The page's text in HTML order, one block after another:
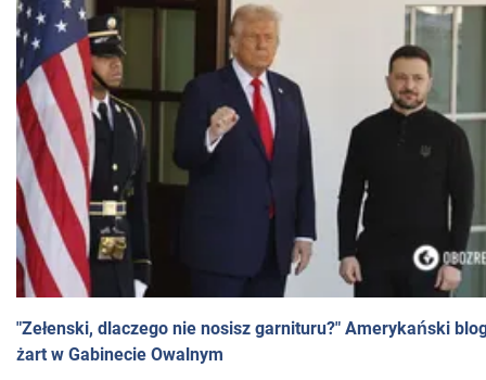
"Zełenski, dlaczego nie nosisz garnituru?" Amerykański
żart w Gabinecie Owalnym